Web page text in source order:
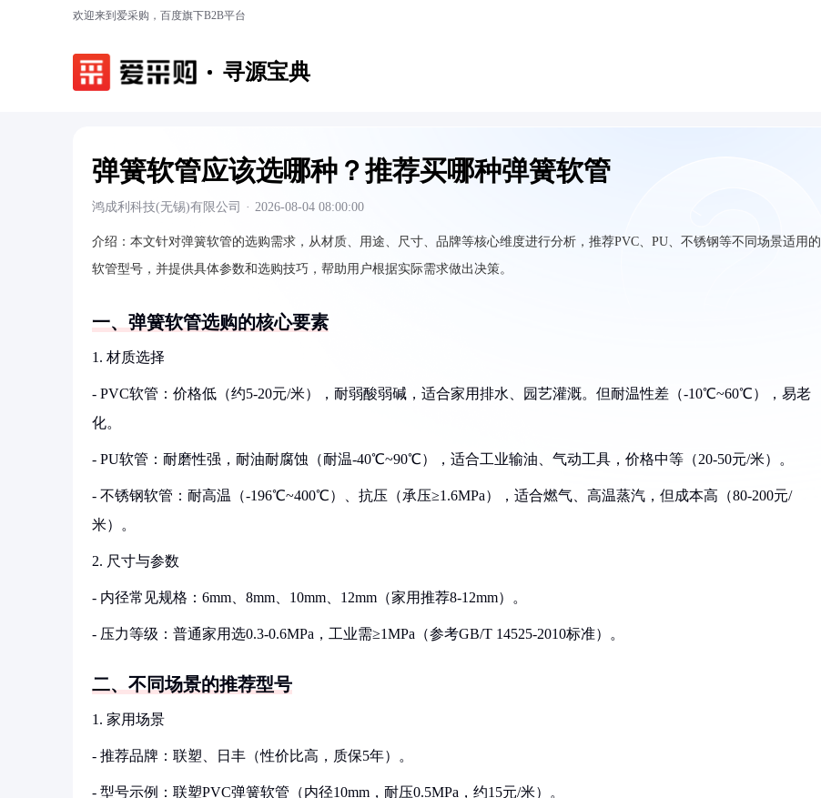
欢迎来到爱采购，百度旗下B2B平台
寻源宝典
弹簧软管应该选哪种？推荐买哪种弹簧软管
鸿成利科技(无锡)有限公司 · 2026-08-04 08:00:00
介绍： 本文针对弹簧软管的选购需求，从材质、用途、尺寸、品牌等核心维度进行分析，推荐PVC、PU、不锈钢等不同场景适用的
软管型号，并提供具体参数和选购技巧，帮助用户根据实际需求做出决策。
一、弹簧软管选购的核心要素
1. 材质选择
- PVC软管：价格低（约5-20元/米），耐弱酸弱碱，适合家用排水、园艺灌溉。但耐温性差（-10℃~60℃），易老
化。
- PU软管：耐磨性强，耐油耐腐蚀（耐温-40℃~90℃），适合工业输油、气动工具，价格中等（20-50元/米）。
- 不锈钢软管：耐高温（-196℃~400℃）、抗压（承压≥1.6MPa），适合燃气、高温蒸汽，但成本高（80-200元/
米）。
2. 尺寸与参数
- 内径常见规格：6mm、8mm、10mm、12mm（家用推荐8-12mm）。
- 压力等级：普通家用选0.3-0.6MPa，工业需≥1MPa（参考GB/T 14525-2010标准）。
二、不同场景的推荐型号
1. 家用场景
- 推荐品牌：联塑、日丰（性价比高，质保5年）。
- 型号示例：联塑PVC弹簧软管（内径10mm，耐压0.5MPa，约15元/米）。